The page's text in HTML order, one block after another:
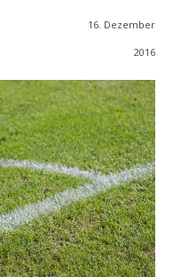
16. Dezember
2016